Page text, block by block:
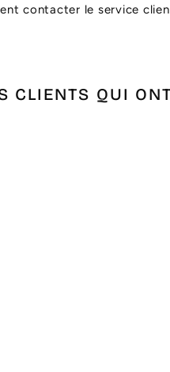
contacter le service
CLIENTS QUI